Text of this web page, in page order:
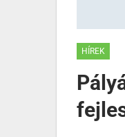
HÍREK